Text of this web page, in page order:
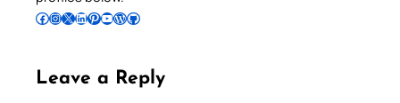
Follow Pradeep on Facebook Follow Pradeep on InstagramFollow Pradeep on X Follow Pradeep on LinkedIn Follow Pradeep on Pinterest Subscribe to Pradeep’s Youtube Channel Follow Pradeep on WordPress Follow Pradeep on GitHub
Leave a Reply